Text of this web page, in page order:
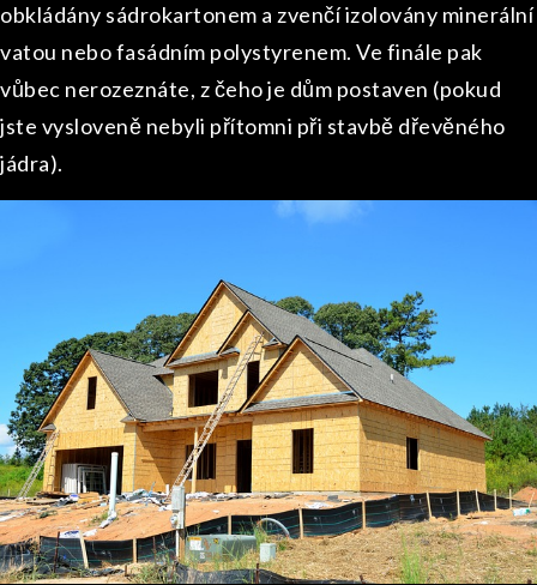
obkládány sádrokartonem a zvenčí izolovány minerální
vatou nebo fasádním polystyrenem. Ve finále pak
vůbec nerozeznáte, z čeho je dům postaven (pokud
jste vysloveně nebyli přítomni při stavbě dřevěného
jádra).